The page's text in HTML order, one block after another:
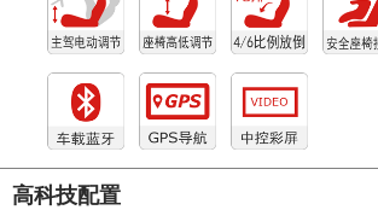
高科技配置